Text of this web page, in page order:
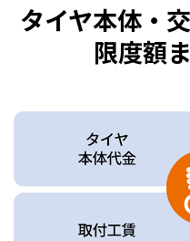
タイヤ本体・
限度額